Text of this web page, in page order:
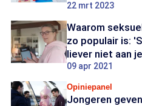
22 mrt 2023
Waarom
zo populair is:
liever niet aan
09 apr 2021
Opiniepanel
Jongeren